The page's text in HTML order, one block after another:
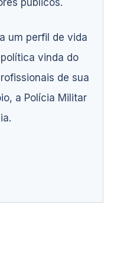
um perfil de vida
vinda do
de sua
a Polícia Militar